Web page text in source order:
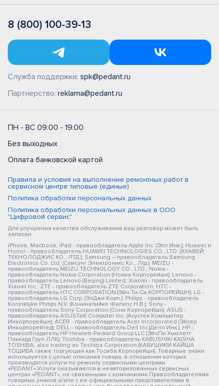
8 (800) 100-39-13
Служба поддержки: spk@pedant.ru
Партнерство: reklama@pedant.ru
ПН - ВС 09:00 - 19:00
Без выходных
Оплата банковской картой
Правила и условия на выполнение ремонтных работ в
сервисном центре типовые (единые)
Политика обработки персональных данных
Политика обработки персональных данных в ООО
"Цифровой сервис"
Для улучшения качества обслуживания ваш разговор может быть
записан
iPhone, Macbook, iPad - правообладатель Apple Inc. (Эпл Инк.); Huawei и
Honor - правообладатель HUAWEI TECHNOLOGIES CO., LTD. (ХУАВЕЙ
ТЕКНОЛОДЖИС КО., ЛТД.); Samsung – правообладатель Samsung
Electronics Co. Ltd. (Самсунг Электроникс Ко., Лтд.); MEIZU -
правообладатель MEIZU TECHNOLOGY CO., LTD.; Nokia -
правообладатель Nokia Corporation (Нокиа Корпорейшн); Lenovo -
правообладатель Lenovo (Beijing) Limited; Xiaomi - правообладатель
Xiaomi Inc.; ZTE - правообладатель ZTE Corporation; HTC -
правообладатель HTC CORPORATION (Эйч-Ти-Си КОРПОРЕЙШН); LG -
правообладатель LG Corp. (ЭлДжи Корп.); Philips - правообладатель
Koninklijke Philips N.V. (Конинклийке Филипс Н.В.); Sony -
правообладатель Sony Corporation (Сони Корпорейшн); ASUS -
правообладатель ASUSTeK Computer Inc. (Асустек Компьютер
Инкорпорейшн); ACER - правообладатель Acer Incorporated (Эйсер
Инкорпорейтед); DELL - правообладатель Dell Inc.(Делл Инк.); HP -
правообладатель HP Hewlett-Packard Group LLC (ЭйчПи Хьюлетт
Паккард Груп ЛЛК); Toshiba - правообладатель KABUSHIKI KAISHA
TOSHIBA, also trading as Toshiba Corporation (КАБУШИКИ КАЙША
ТОШИБА также торгующая как Тосиба Корпорейшн). Товарные знаки
используется с целью описания товара, в отношении которых
производятся услуги по ремонту сервисными центрами
«PEDANT».Услуги оказываются в неавторизованных сервисных
центрах «PEDANT», не связанными с компаниями Правообладателями
товарных знаков и/или с ее официальными представителями в